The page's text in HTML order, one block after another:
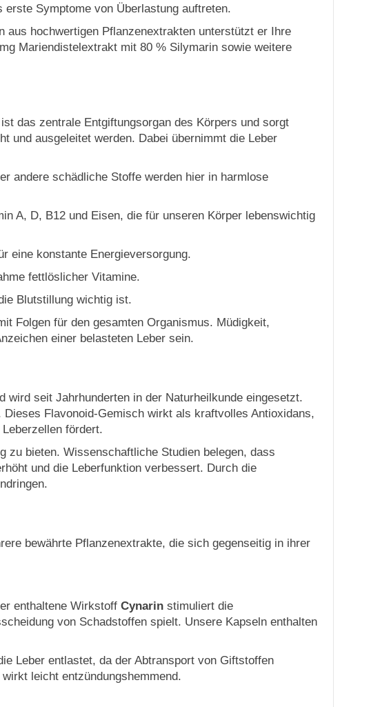
Symptome von Überlastung auftreten.
aus hochwertigen Pflanzenextrakten unterstützt er Ihre
Mariendistelextrakt mit 80 % Silymarin sowie weitere
das zentrale Entgiftungsorgan des Körpers und sorgt
und ausgeleitet werden. Dabei übernimmt die Leber
andere schädliche Stoffe werden hier in harmlose
A, D, B12 und Eisen, die für unseren Körper lebenswichtig
eine konstante Energieversorgung.
fettlöslicher Vitamine.
Blutstillung wichtig ist.
Folgen für den gesamten Organismus. Müdigkeit,
einer belasteten Leber sein.
seit Jahrhunderten in der Naturheilkunde eingesetzt.
Dieses Flavonoid-Gemisch wirkt als kraftvolles Antioxidans,
fördert.
zu bieten. Wissenschaftliche Studien belegen, dass
und die Leberfunktion verbessert. Durch die
bewährte Pflanzenextrakte, die sich gegenseitig in ihrer
enthaltene WirkstoffCynarin stimuliert die
von Schadstoffen spielt. Unsere Kapseln enthalten
Leber entlastet, da der Abtransport von Giftstoffen
leicht entzündungshemmend.